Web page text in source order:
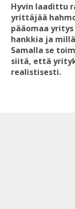
Hyvin laadittu
yrittäjää
pääomaa
hankkia ja
Samalla se
siitä, että
realistisesti.